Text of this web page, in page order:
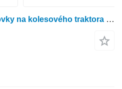
Ozubené koleso prevodovky na kolesového traktora John Deere 6200